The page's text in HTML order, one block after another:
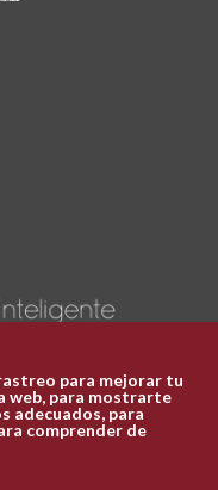
Plaza Mayor 1
969 241 051
para mejorar tu
web, para mostrarte
adecuados, para
comprender de